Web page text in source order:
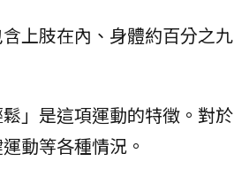
上肢在內、身體約百分之九
」是這項運動的特徵。對於
動等各種情況。